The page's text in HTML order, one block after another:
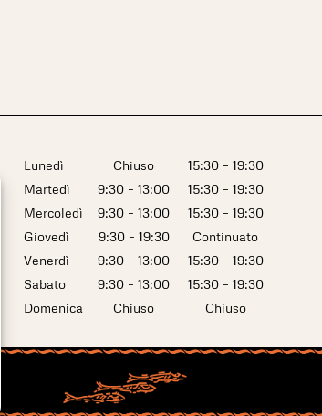
Lunedì
Martedì
Mercoledì
Giovedì
Venerdì
Sabato
Domenica
Chiuso
9:30 – 13:00
9:30 – 13:00
9:30 – 19:30
9:30 – 13:00
9:30 – 13:00
Chiuso
15:30 – 19:30
15:30 – 19:30
15:30 – 19:30
Continuato
15:30 – 19:30
15:30 – 19:30
Chiuso